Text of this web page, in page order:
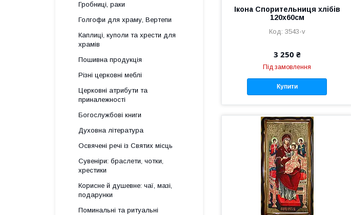
Ікона Спорительниця хлібів
120х60см
3543-v
3 250 ₴
Під замовлення
Купити
Гробниці, раки
Голгофи для храму, Вертепи
Каплиці, куполи та хрести для
храмів
Пошивна продукція
Різні церковні меблі
Церковні атрибути та
приналежності
Богослужбові книги
Духовна література
Освячені речі із Святих місць
Сувеніри: браслети, чотки,
хрестики
Корисне й душевне: чаї, мазі,
подарунки
Поминальні та ритуальні